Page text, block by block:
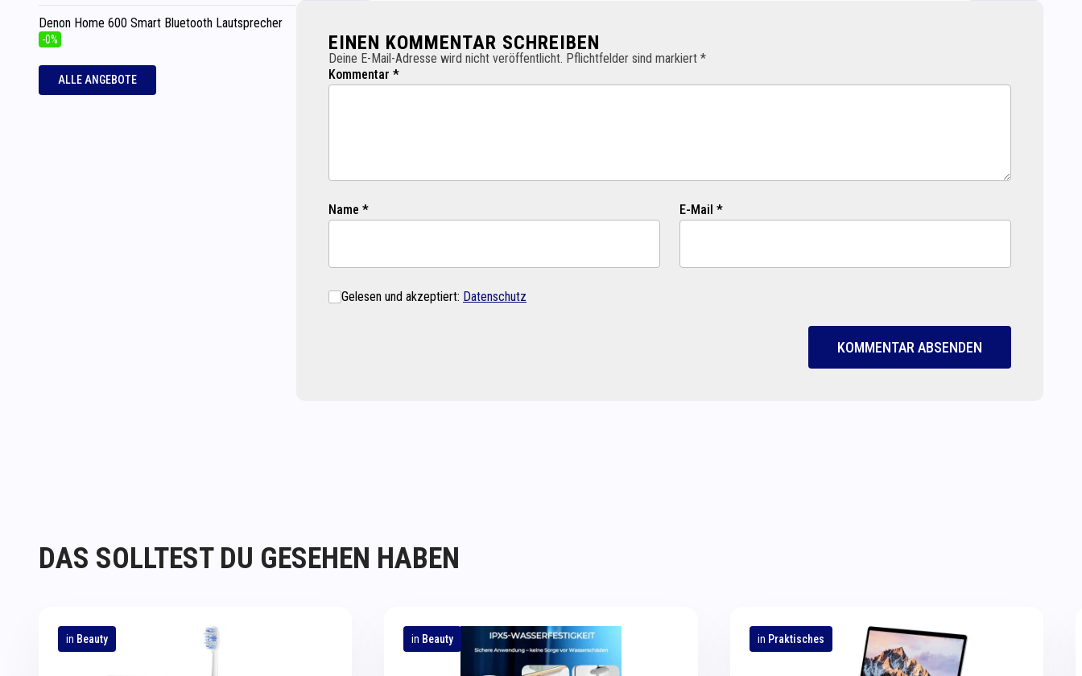
EINEN KOMMENTAR SCHREIBEN
Deine E-Mail-Adresse wird nicht veröffentlicht. Pflichtfelder sind markiert *
Kommentar *
Name * E-Mail *
Gelesen und akzeptiert: Datenschutz
KOMMENTAR ABSENDEN
Denon Home 600 Smart Bluetooth Lautsprecher
-0%
ALLE ANGEBOTE
DAS SOLLTEST DU GESEHEN HABEN
in Beauty in Beauty in Praktisches